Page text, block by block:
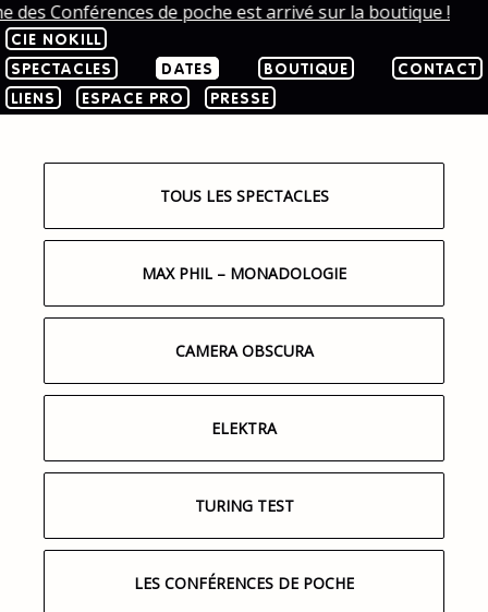
des Conférences de poche est arrivé sur la boutique !
CIE NOKILL
SPECTACLES
DATES BOUTIQUE
CONTACT
LIENS
ESPACE PRO PRESSE
TOUS LES SPECTACLES
MAX PHIL – MONADOLOGIE
CAMERA OBSCURA
ELEKTRA
TURING TEST
LES CONFÉRENCES DE POCHE